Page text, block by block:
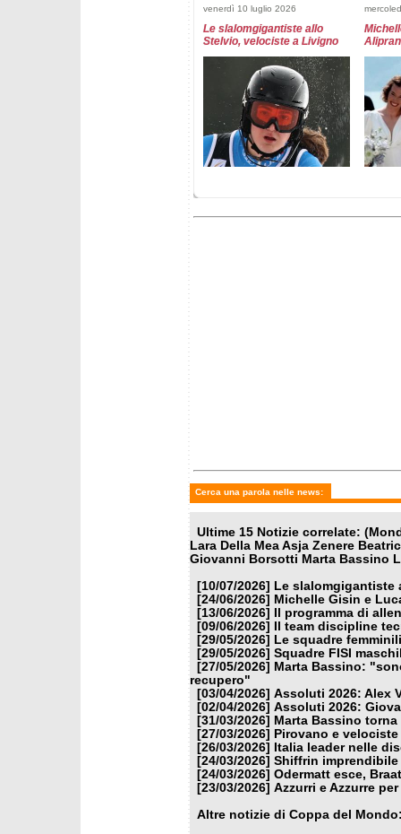
venerdì 10 luglio 2026
Le slalomgigantiste allo
Stelvio, velociste a Livigno
Passo dello Stelvio
per
Cerca una parola nelle news:
Ultime 15 Notizie correlate:
Lara Della Mea Asja Zenere
Giovanni Borsotti Marta Bassino
[10/07/2026]
Le
[24/06/2026] Michelle Gisin e
[13/06/2026]
Il programma di
[09/06/2026]
Il team discipline
[29/05/2026]
Le squadre
[29/05/2026] Squadre FISI
[27/05/2026] Marta Bassino:
recupero"
[03/04/2026] Assoluti 2026: Alex
[02/04/2026] Assoluti 2026:
[31/03/2026] Marta Bassino
[27/03/2026]
Pirovano e
[26/03/2026]
Italia leader nelle
[24/03/2026] Shiffrin imprendibile
[24/03/2026] Odermatt esce,
[23/03/2026] Azzurri e Azzurre
Altre notizie di Coppa del